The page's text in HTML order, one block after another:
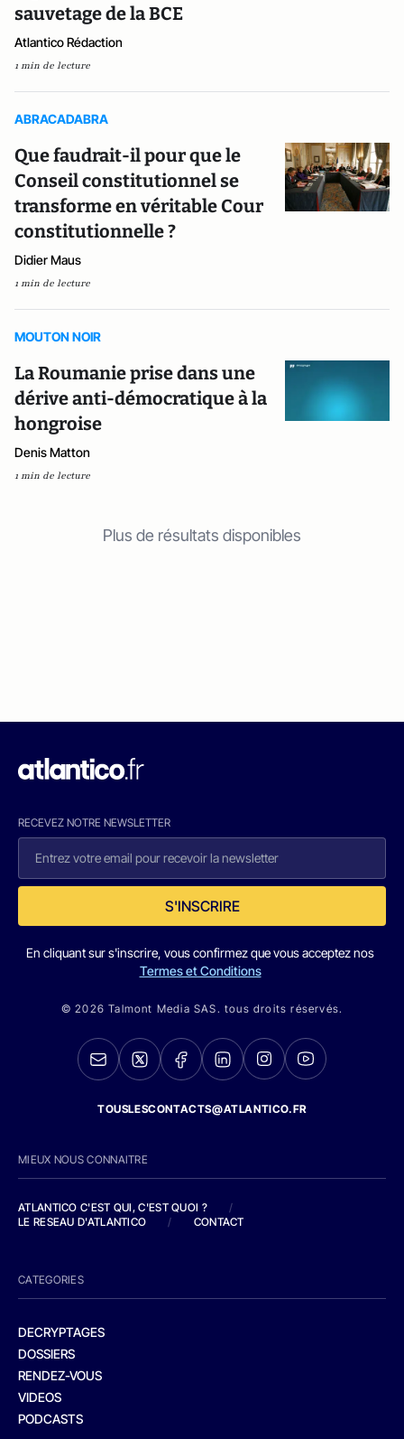
sauvetage de la BCE
Atlantico Rédaction
1 min de lecture
ABRACADABRA
Que faudrait-il pour que le
Conseil constitutionnel se
transforme en véritable Cour
constitutionnelle ?
Didier Maus
1 min de lecture
MOUTON NOIR
La Roumanie prise dans une
dérive anti-démocratique à la
hongroise
Denis Matton
1 min de lecture
Plus de résultats disponibles
RECEVEZ NOTRE NEWSLETTER
S'INSCRIRE
En cliquant sur s'inscrire, vous confirmez que vous acceptez nos
Termes et Conditions
© 2026 Talmont Media SAS. tous droits réservés.
TOUSLESCONTACTS@ATLANTICO.FR
MIEUX NOUS CONNAITRE
ATLANTICO C'EST QUI, C'EST QUOI ?
/
LE RESEAU D'ATLANTICO
/ CONTACT
CATEGORIES
DECRYPTAGES
DOSSIERS
RENDEZ-VOUS
VIDEOS
PODCASTS